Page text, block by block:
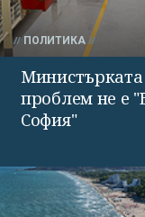
ПОЛИТИКА
Министърката
проблем не е
София"